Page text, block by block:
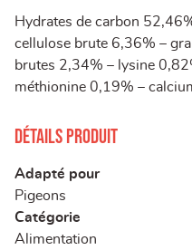
Hydrates de carbon
cellulose brute 6,36% –
brutes 2,34% – lysine
méthionine 0,19% –
Détails produit
Adapté pour
Pigeons
Catégorie
Alimentation